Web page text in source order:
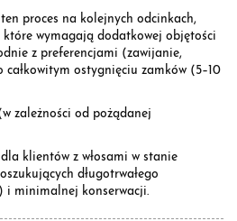
proces na kolejnych odcinkach,
wymagają dodatkowej objętości
z preferencjami (zawijanie,
ostygnięciu zamków (5–10
zależności od pożądanej
klientów z włosami w stanie
długotrwałego
i minimalnej konserwacji.